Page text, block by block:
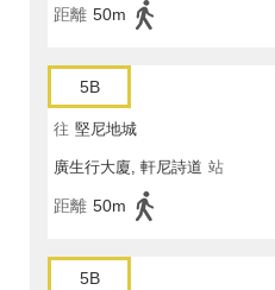
距離 50m
5B
往 堅尼地城
廣生行大廈, 軒尼詩道 站
距離 50m
5B